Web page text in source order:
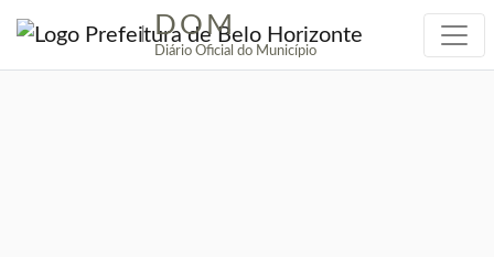
| DOM
Diário Oficial do Município